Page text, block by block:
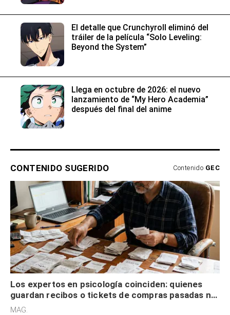
El detalle que Crunchyroll eliminó del
tráiler de la película “Solo Leveling:
Beyond the System”
Llega en octubre de 2026: el nuevo
lanzamiento de “My Hero Academia”
después del final del anime
CONTENIDO SUGERIDO Contenido GEC
Los expertos en psicología coinciden: quienes
guardan recibos o tickets de compras pasadas no
son acumuladores, sino que tienen necesidad de
MAG.